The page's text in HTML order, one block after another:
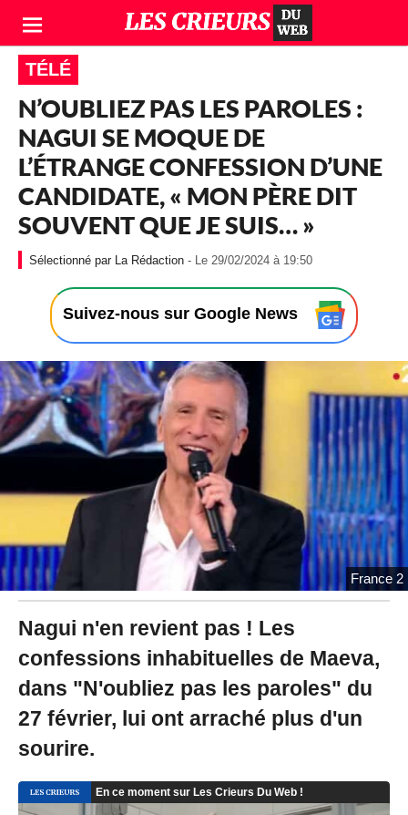
TÉLÉ
N’OUBLIEZ PAS LES PAROLES :
NAGUI SE MOQUE DE
L’ÉTRANGE CONFESSION D’UNE
CANDIDATE, « MON PÈRE DIT
SOUVENT QUE JE SUIS… »
La Rédaction - Le 29/02/2024 à 19:50
2
9
/
0
/
2
9
5
Suivez-nous sur Google News
France 2
Nagui n'en revient pas ! Les
confessions inhabituelles de Maeva,
dans "N'oubliez pas les paroles" du
27 février, lui ont arraché plus d'un
sourire.